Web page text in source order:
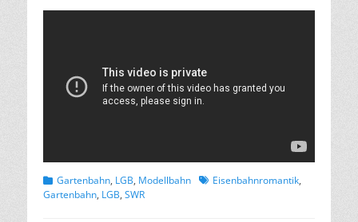
Kategorien
Gartenbahn, LGB, Modellbahn Schlagworte
Eisenbahnromantik,
Gartenbahn, LGB, SWR